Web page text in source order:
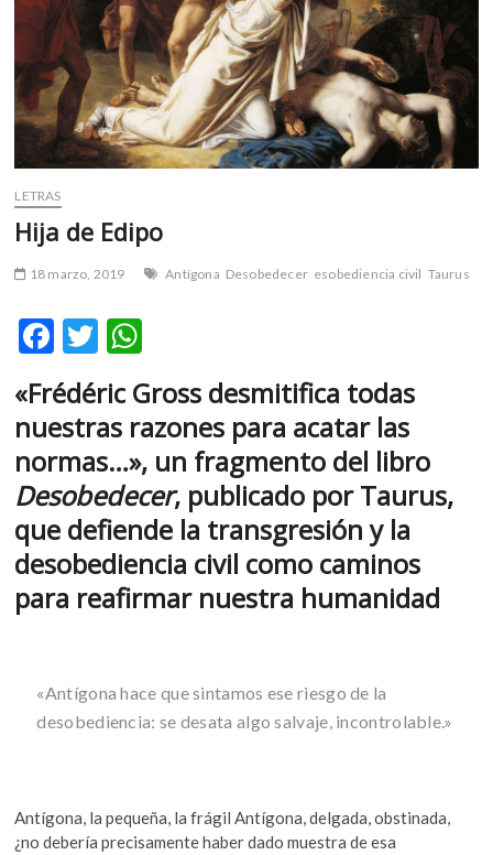
o
r
LETRAS
Hija de Edipo
18 marzo, 2019 Antígona Desobedecer esobediencia civil Taurus
F
ac
e
b
o
o
k
T
itt
er
at
s
A
p
p
«Frédéric Gross desmitifica todas
nuestras razones para acatar las
normas…», un fragmento del libro
Desobedecer, publicado por Taurus,
que defiende la transgresión y la
desobediencia civil como caminos
para reafirmar nuestra humanidad
«Antígona hace que sintamos ese riesgo de la
desobediencia: se desata algo salvaje, incontrolable.»
Antígona, la pequeña, la frágil Antígona, delgada, obstinada,
¿no debería precisamente haber dado muestra de esa